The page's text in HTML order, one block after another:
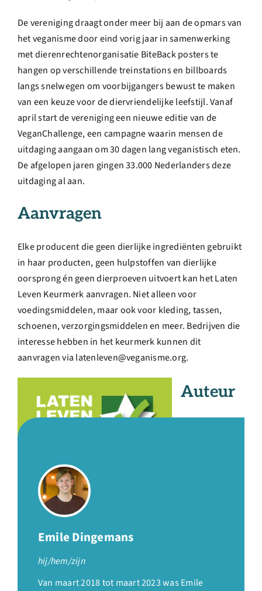
De vereniging draagt onder meer bij aan de opmars van
het veganisme door eind vorig jaar in samenwerking
met dierenrechtenorganisatie BiteBack posters te
hangen op verschillende treinstations en billboards
langs snelwegen om voorbijgangers bewust te maken
van een keuze voor de diervriendelijke leefstijl. Vanaf
april start de vereniging een nieuwe editie van de
VeganChallenge, een campagne waarin mensen de
uitdaging aangaan om 30 dagen lang veganistisch eten.
De afgelopen jaren gingen 33.000 Nederlanders deze
uitdaging al aan.
Aanvragen
Elke producent die geen dierlijke ingrediënten gebruikt
in haar producten, geen hulpstoffen van dierlijke
oorsprong én geen dierproeven uitvoert kan het Laten
Leven Keurmerk aanvragen. Niet alleen voor
voedingsmiddelen, maar ook voor kleding, tassen,
schoenen, verzorgingsmiddelen en meer. Bedrijven die
interesse hebben in het keurmerk kunnen dit
aanvragen via latenleven@veganisme.org.
Auteur
Emile Dingemans
hij/hem/zijn
Van maart 2018 tot maart 2023 was Emile